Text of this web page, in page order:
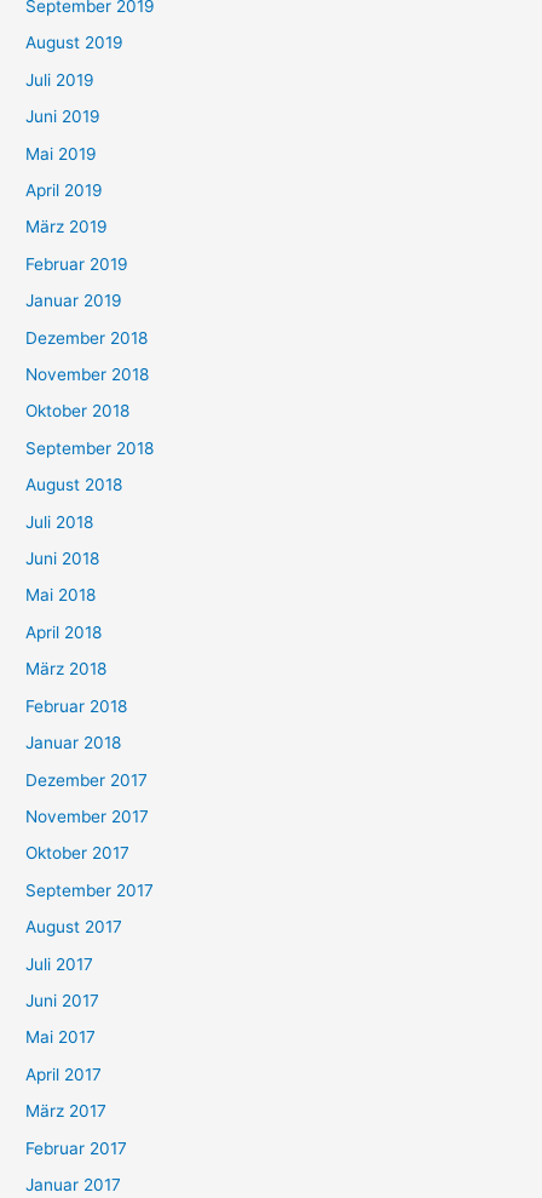
September 2019
August 2019
Juli 2019
Juni 2019
Mai 2019
April 2019
März 2019
Februar 2019
Januar 2019
Dezember 2018
November 2018
Oktober 2018
September 2018
August 2018
Juli 2018
Juni 2018
Mai 2018
April 2018
März 2018
Februar 2018
Januar 2018
Dezember 2017
November 2017
Oktober 2017
September 2017
August 2017
Juli 2017
Juni 2017
Mai 2017
April 2017
März 2017
Februar 2017
Januar 2017